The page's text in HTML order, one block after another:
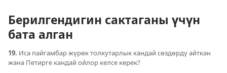
Берилгендигин сактаганы үчүн
бата алган
19. Иса пайгамбар жүрөк толкутарлык кандай сөздөрдү айткан
жана Петирге кандай ойлор келсе керек?